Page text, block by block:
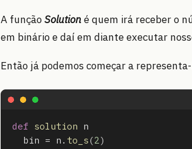
A funçãoSolutioné quem irá receber o
em binário e daí em diante executar
Então já podemos começar a
def solution n
bin = n . to_s(2 )